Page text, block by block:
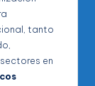
tanto
en